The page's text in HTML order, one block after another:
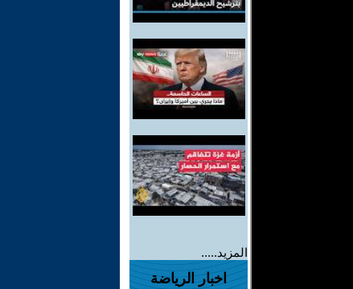
المزيد.....
اخبار الرياضة